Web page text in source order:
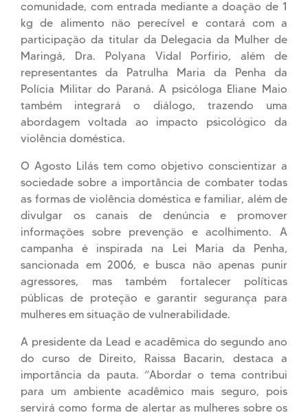
comunidade, com entrada mediante a doação de 1
kg de alimento não perecível e contará com a
participação da titular da Delegacia da Mulher de
Maringá, Dra. Polyana Vidal Porfirio, além de
representantes da Patrulha Maria da Penha da
Polícia Militar do Paraná. A psicóloga Eliane Maio
também integrará o diálogo, trazendo uma
abordagem voltada ao impacto psicológico da
violência doméstica.
O Agosto Lilás tem como objetivo conscientizar a
sociedade sobre a importância de combater todas
as formas de violência doméstica e familiar, além de
divulgar os canais de denúncia e promover
informações sobre prevenção e acolhimento. A
campanha é inspirada na Lei Maria da Penha,
sancionada em 2006, e busca não apenas punir
agressores, mas também fortalecer políticas
públicas de proteção e garantir segurança para
mulheres em situação de vulnerabilidade.
A presidente da Lead e acadêmica do segundo ano
do curso de Direito, Raissa Bacarin, destaca a
importância da pauta. “Abordar o tema contribui
para um ambiente acadêmico mais seguro, pois
servirá como forma de alertar as mulheres sobre os